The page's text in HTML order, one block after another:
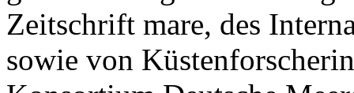
Zeitschrift mare, des
sowie von